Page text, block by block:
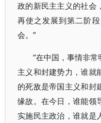
政的新民主主义的社会
再使之发展到第二阶
会。”
“在中国，事情非
主义和封建势力，谁就
的死敌是帝国主义和封
缘故。在今日，谁能领
实施民主政治，谁就是